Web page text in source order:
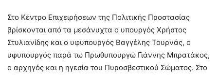
Στο Κέντρο Επιχειρήσεων της Πολιτικής Προστασίας
βρίσκονται από τα μεσάνυχτα ο υπουργός Χρήστος
Στυλιανίδης και ο υφυπουργός Βαγγέλης Τουρνάς, ο
υφυπουργός παρά τω Πρωθυπουργώ Γιάννης Μπρατάκος,
ο αρχηγός και η ηγεσία του Πυροσβεστικού Σώματος. Στο